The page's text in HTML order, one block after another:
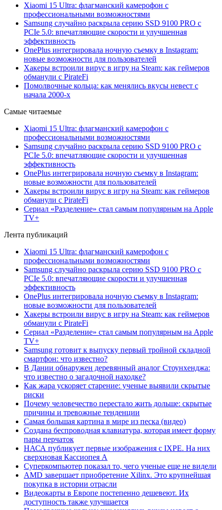
Xiaomi 15 Ultra: флагманский камерофон с
профессиональными возможностями
Samsung случайно раскрыла серию SSD 9100 PRO с
PCIe 5.0: впечатляющие скорости и улучшенная
эффективность
OnePlus интегрировала ночную съемку в Instagram:
новые возможности для пользователей
Хакеры встроили вирус в игру на Steam: как геймеров
обманули с PirateFi
Помолвочные кольца: как менялись вкусы невест с
начала 2000-х
Самые читаемые
Xiaomi 15 Ultra: флагманский камерофон с
профессиональными возможностями
Samsung случайно раскрыла серию SSD 9100 PRO с
PCIe 5.0: впечатляющие скорости и улучшенная
эффективность
OnePlus интегрировала ночную съемку в Instagram:
новые возможности для пользователей
Хакеры встроили вирус в игру на Steam: как геймеров
обманули с PirateFi
Сериал «Разделение» стал самым популярным на Apple
TV+
Лента публикаций
Xiaomi 15 Ultra: флагманский камерофон с
профессиональными возможностями
Samsung случайно раскрыла серию SSD 9100 PRO с
PCIe 5.0: впечатляющие скорости и улучшенная
эффективность
OnePlus интегрировала ночную съемку в Instagram:
новые возможности для пользователей
Хакеры встроили вирус в игру на Steam: как геймеров
обманули с PirateFi
Сериал «Разделение» стал самым популярным на Apple
TV+
Samsung готовит к выпуску первый тройной складной
смартфон: что известно?
В Дании обнаружен деревянный аналог Стоунхенджа:
что известно о загадочной находке?
Как жара ускоряет старение: ученые выявили скрытые
риски
Почему человечество перестало жить дольше: скрытые
причины и тревожные тенденции
Самая большая картина в мире из песка (видео)
Создана беспроводная клавиатура, которая имеет форму
пары перчаток
НАСА публикует первые изображения с IXPE. На них
сверхновая Кассиопея А
Суперкомпьютер показал то, чего ученые еще не видели
AMD завершает приобретение Xilinx. Это крупнейшая
покупка в истории отрасли
Видеокарты в Европе постепенно дешевеют. Их
доступность также улучшается